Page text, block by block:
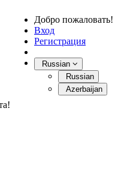
Добро пожаловать!
Вход
Регистрация
Russian
Russian
Azerbaijan